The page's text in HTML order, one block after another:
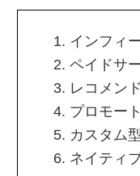
インフィ
ペイドサ
レコメン
プロモー
カスタム型
ネイティ